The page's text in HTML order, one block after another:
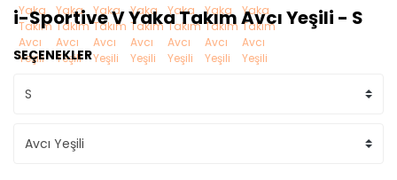
i-Sportive V Yaka Takım Avcı Yeşili - S
SEÇENEKLER